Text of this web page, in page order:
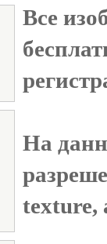
Все
На
texture,